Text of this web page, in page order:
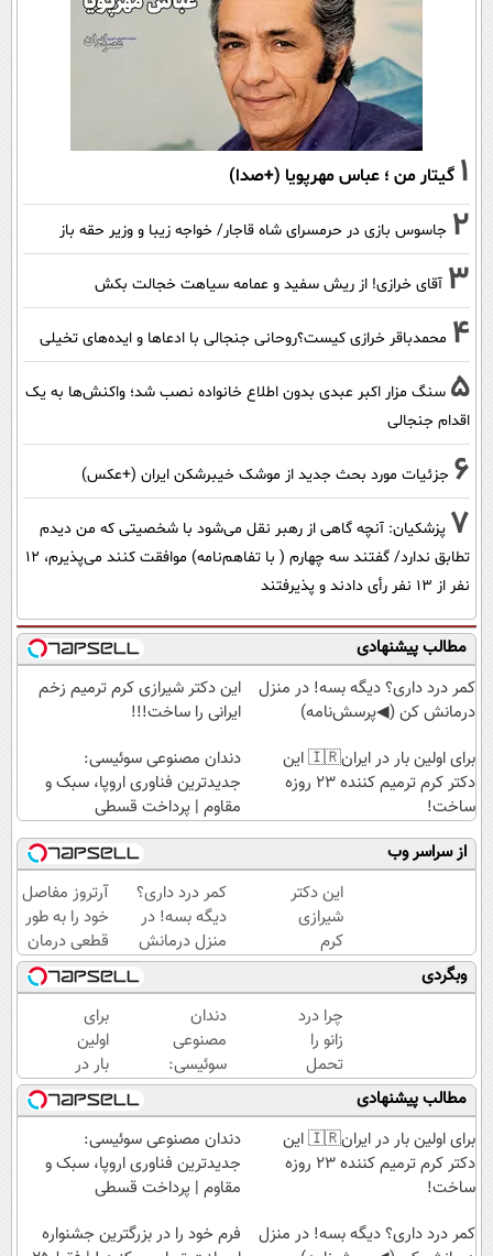
1 گیتار من ؛ عباس مهرپویا (+صدا)
2 جاسوس بازی در حرمسرای شاه قاجار/ خواجه زیبا و وزیر حقه باز
3 آقای خرازی! از ریش سفید و عمامه سیاهت خجالت بکش
4 محمدباقر خرازی کیست؟روحانی جنجالی با ادعاها و ایده‌های تخیلی
5 سنگ مزار اکبر عبدی بدون اطلاع خانواده نصب شد؛ واکنش‌ها به یک
اقدام جنجالی
6 جزئیات مورد بحث جدید از موشک خیبرشکن ایران (+عکس)
7 پزشکیان‌: آنچه گاهی از رهبر نقل می‌شود با شخصیتی که من دیدم
تطابق ندارد/ گفتند سه چهارم ( با تفاهم‌نامه) موافقت کنند می‌پذیرم، 12
نفر از 13 نفر رأی دادند و پذیرفتند
مطالب پیشنهادی
کمر درد داری؟ دیگه بسه! در منزل
درمانش کن (◀پرسش‌نامه)
این دکتر شیرازی کرم ترمیم زخم
ایرانی را ساخت!!!
برای اولین بار در ایران🇮🇷 این
دکتر کرم ترمیم کننده 23 روزه
ساخت!
دندان مصنوعی سوئیسی:
جدیدترین فناوری اروپا، سبک و
مقاوم | پرداخت قسطی
از سراسر وب
این دکتر
شیرازی
کرم
ترمیم
زخم
ایرانی را
ساخت!!!
کمر درد داری؟
دیگه بسه! در
منزل درمانش
کن
(◀پرسش‌نامه)
آرتروز مفاصل
خود را به طور
قطعی درمان
کنید!
◗پرسش‌نامه◖
وبگردی
چرا درد
زانو را
تحمل
می‌کنی؟
خیلی
ساده
درمنزل
دندان
مصنوعی
سوئیسی:
جدیدترین
فناوری
اروپا،
سبک و
مقاوم |
قسطی
برای
اولین
بار در
ایران
🇮🇷
این
دکتر
کرم
کننده
مطالب پیشنهادی
برای اولین بار در ایران🇮🇷 این
دکتر کرم ترمیم کننده 23 روزه
ساخت!
دندان مصنوعی سوئیسی:
جدیدترین فناوری اروپا، سبک و
مقاوم | پرداخت قسطی
کمر درد داری؟ دیگه بسه! در منزل
فرم خود را در بزرگترین جشنواره